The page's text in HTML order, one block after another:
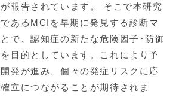
報告されています。 そこで本研究
ある MCI を早期に発見する診断マ
で、認知症の新たな危険因子･防御
目的としています。これにより予
発が進み、個々の発症リスクに応
立につながることが期待されま